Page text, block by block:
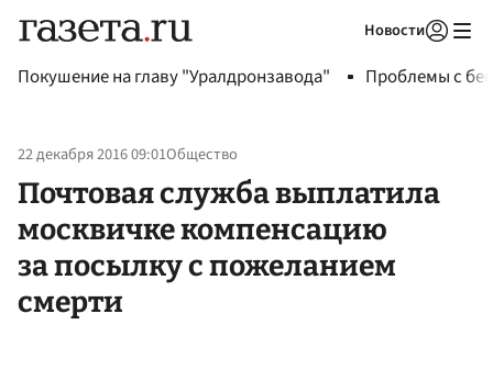
Новости
Покушение на главу "Уралдронзавода" Проблемы с
22 декабря 2016 09:01Общество
Почтовая служба выплатила
москвичке компенсацию
за посылку с пожеланием
смерти